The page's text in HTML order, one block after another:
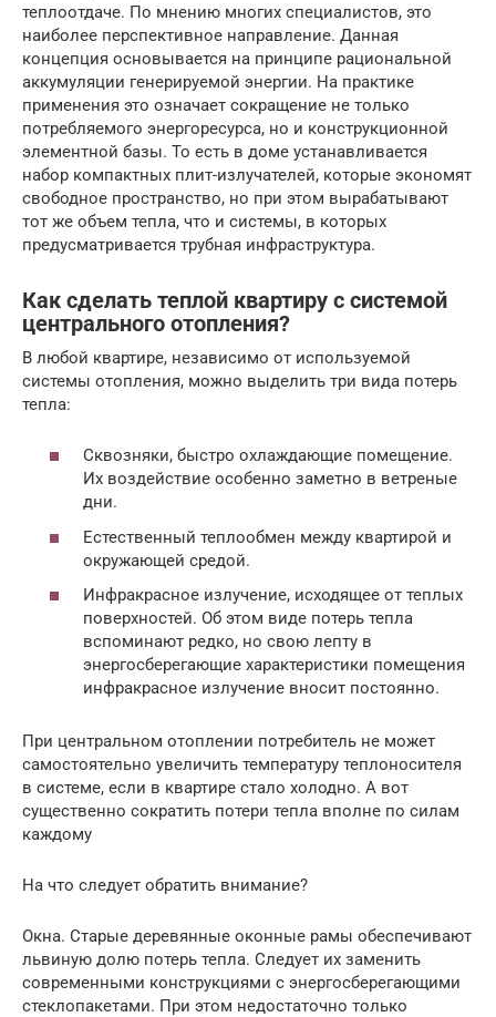
теплоотдаче. По мнению многих специалистов, это
наиболее перспективное направление. Данная
концепция основывается на принципе рациональной
аккумуляции генерируемой энергии. На практике
применения это означает сокращение не только
потребляемого энергоресурса, но и конструкционной
элементной базы. То есть в доме устанавливается
набор компактных плит-излучателей, которые экономят
свободное пространство, но при этом вырабатывают
тот же объем тепла, что и системы, в которых
предусматривается трубная инфраструктура.
Как сделать теплой квартиру с системой
центрального отопления?
В любой квартире, независимо от используемой
системы отопления, можно выделить три вида потерь
тепла:
Сквозняки, быстро охлаждающие помещение.
Их воздействие особенно заметно в ветреные
дни.
Естественный теплообмен между квартирой и
окружающей средой.
Инфракрасное излучение, исходящее от теплых
поверхностей. Об этом виде потерь тепла
вспоминают редко, но свою лепту в
энергосберегающие характеристики помещения
инфракрасное излучение вносит постоянно.
При центральном отоплении потребитель не может
самостоятельно увеличить температуру теплоносителя
в системе, если в квартире стало холодно. А вот
существенно сократить потери тепла вполне по силам
каждому
На что следует обратить внимание?
Окна. Старые деревянные оконные рамы обеспечивают
львиную долю потерь тепла. Следует их заменить
современными конструкциями с энергосберегающими
стеклопакетами. При этом недостаточно только